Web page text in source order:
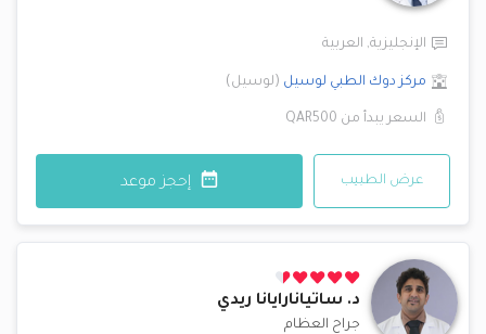
الإنجليزية, العربية
مركز دوك الطبي لوسيل (لوسيل)
السعر يبدأ من QAR500
عرض الطبيب إحجز موعد
د. ساتيانارايانا ريدي
جراح العظام